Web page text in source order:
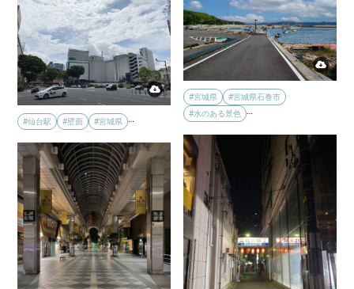
#宮城県
#宮城県石巻市
#水のある景色 …
#仙台駅
#壁面 #宮城県 …